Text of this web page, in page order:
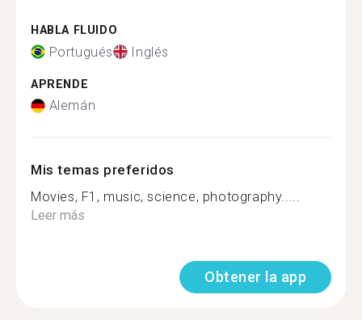
HABLA FLUIDO
Portugués Inglés
APRENDE
Alemán
Mis temas preferidos
Movies, F1, music, science, photography.....
Leer más
Obtener la app